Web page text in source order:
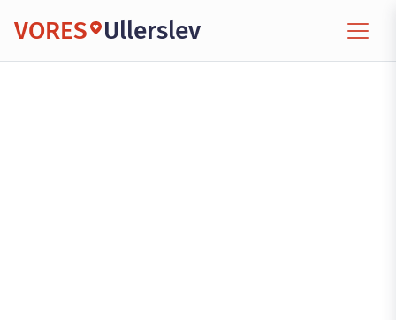
VORES Ullerslev